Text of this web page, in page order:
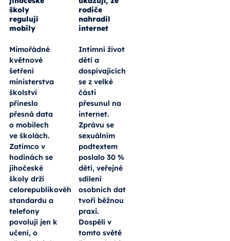
jihočeské
školy
regulují
mobily
Mimořádné
květnové
šetření
ministerstva
školství
přineslo
přesná data
o mobilech
ve školách.
Zatímco v
hodinách se
jihočeské
školy drží
celorepublikového
standardu a
telefony
povolují jen k
učení, o
ukazují, že
rodiče
nahradil
internet
Intimní život
dětí a
dospívajících
se z velké
části
přesunul na
internet.
Zprávu se
sexuálním
podtextem
poslalo 30 %
dětí, veřejné
sdílení
osobních dat
tvoří běžnou
praxi.
Dospělí v
tomto světě